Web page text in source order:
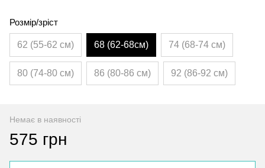
Розмір/зріст
62 (55-62 см) 68 (62-68см) 74 (68-74 см)
80 (74-80 см) 86 (80-86 см) 92 (86-92 см)
Немає в наявності
575 грн